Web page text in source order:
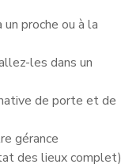
proche ou à la
les dans un
de porte et de
gérance
des lieux complet)